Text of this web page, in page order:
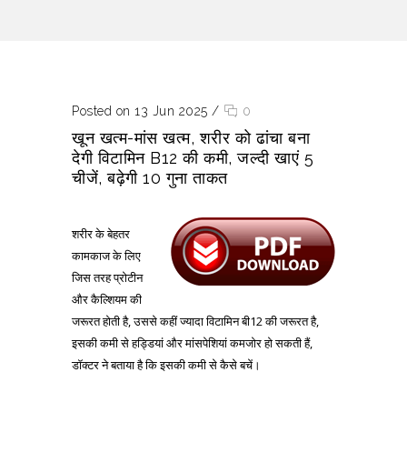
Posted on 13 Jun 2025 / 0
खून खत्म-मांस खत्म, शरीर को ढांचा बना
देगी विटामिन B12 की कमी, जल्दी खाएं 5
चीजें, बढ़ेगी 10 गुना ताकत
शरीर के बेहतर
कामकाज के लिए
जिस तरह प्रोटीन
और कैल्शियम की
जरूरत होती है, उससे कहीं ज्यादा विटामिन बी12 की जरूरत है,
इसकी कमी से हड्डियां और मांसपेशियां कमजोर हो सकती हैं,
डॉक्टर ने बताया है कि इसकी कमी से कैसे बचें।